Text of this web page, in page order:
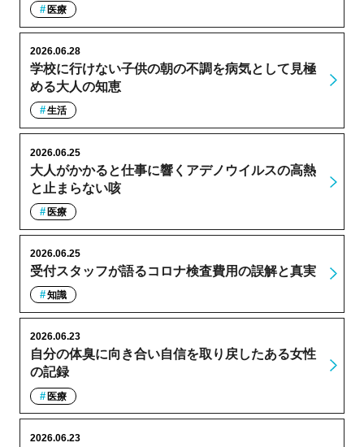
医療
学校に行けない子供の朝の不調を病気として見極
める大人の知恵
2026.06.28
生活
大人がかかると仕事に響くアデノウイルスの高熱
と止まらない咳
2026.06.25
医療
受付スタッフが語るコロナ検査費用の誤解と真実
2026.06.25
知識
自分の体臭に向き合い自信を取り戻したある女性
の記録
2026.06.23
医療
2026.06.23